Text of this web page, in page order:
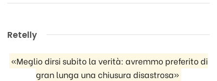
Retelly
«Meglio dirsi subito la verità: avremmo preferito di
gran lunga una chiusura disastrosa»